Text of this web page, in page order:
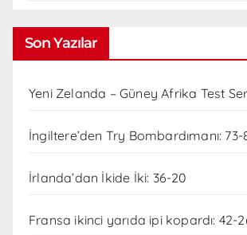
Son Yazılar
Yeni Zelanda – Güney Afrika Test
İngiltere’den Try Bombardımanı: 73-
İrlanda’dan İkide İki: 36-20
Fransa ikinci yarıda ipi kopardı: 42-